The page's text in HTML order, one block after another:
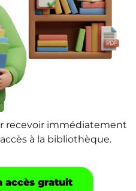
recevoir immédiatement
à la bibliothèque.
accès gratuit